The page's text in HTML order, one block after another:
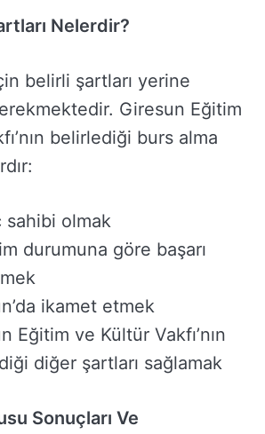
Nelerdir?
belirli şartları yerine
Giresun Eğitim
belirlediği burs alma
sahibi olmak
durumuna göre başarı
ikamet etmek
Eğitim ve Kültür Vakfı’nın
diğer şartları sağlamak
Sonuçları Ve